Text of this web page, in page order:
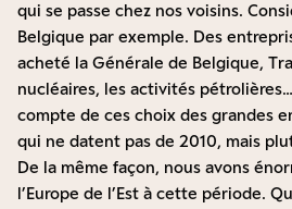
qui se passe chez nos voisins.
Belgique par exemple. Des
acheté la Générale de Belgique,
nucléaires, les activités
compte de ces choix des grandes
qui ne datent pas de 2010, mais
De la même façon, nous avons
l’Europe de l’Est à cette période.